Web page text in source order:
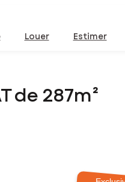
Louer Estimer
de 287m²